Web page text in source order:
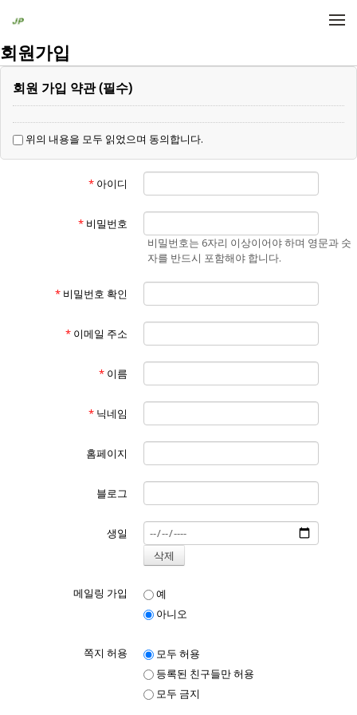
회원가입
회원 가입 약관 (필수)
위의 내용을 모두 읽었으며 동의합니다.
* 아이디
* 비밀번호
비밀번호는 6자리 이상이어야 하며 영문과 숫
자를 반드시 포함해야 합니다.
* 비밀번호 확인
* 이메일 주소
* 이름
* 닉네임
홈페이지
블로그
생일
메일링 가입
예
아니오
쪽지 허용
모두 허용
등록된 친구들만 허용
모두 금지